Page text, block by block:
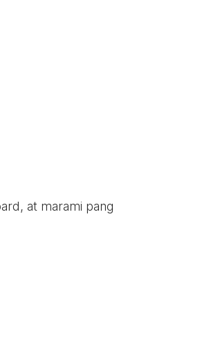
at marami pang